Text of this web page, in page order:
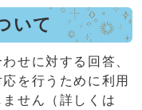
いて
せに対する回答、
を行うために利用
せん（詳しくは